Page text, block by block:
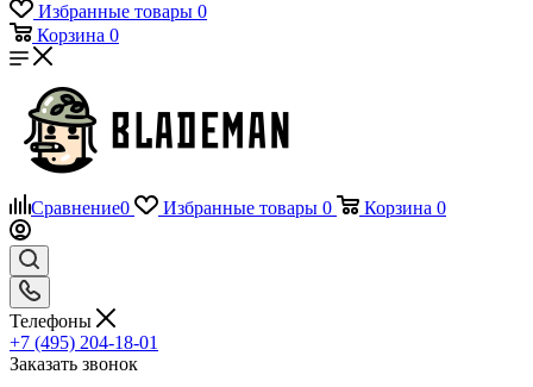
Избранные товары 0
Корзина 0
Сравнение0 Избранные товары 0 Корзина 0
Телефоны
+7 (495) 204-18-01
Заказать звонок